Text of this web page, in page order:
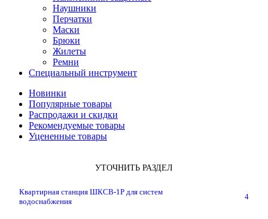
Наушники
Перчатки
Маски
Брюки
Жилеты
Ремни
Специальный инструмент
Новинки
Популярные товары
Распродажи и скидки
Рекомендуемые товары
Уцененные товары
УТОЧНИТЬ РАЗДЕЛ
Квартирная станция ШКСВ-1Р для систем
водоснабжения
4